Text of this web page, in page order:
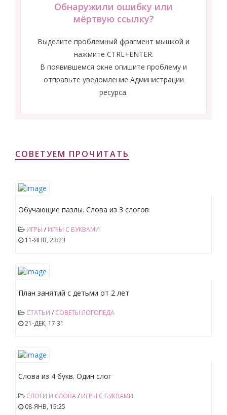
Обнаружили ошибку или
мёртвую ссылку?
Выделите проблемный фрагмент мышкой и
нажмите CTRL+ENTER.
В появившемся окне опишите проблему и
отправьте уведомление Администрации
ресурса.
СОВЕТУЕМ ПРОЧИТАТЬ
Обучающие пазлы. Слова из 3 слогов
ИГРЫ / ИГРЫ С БУКВАМИ
11-ЯНВ, 23:23
План занятий с детьми от 2 лет
СТАТЬИ / СОВЕТЫ ЛОГОПЕДА
21-ДЕК, 17:31
Слова из 4 букв. Один слог
СЛОГИ И СЛОВА/ ИГРЫ С БУКВАМИ
08-ЯНВ, 15:25